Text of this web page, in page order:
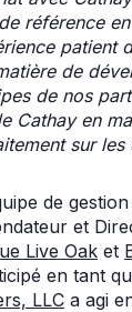
référence
patient
de
de nos
Cathay en
sur
de
et
Live Oak et
en tant
LLC a agi